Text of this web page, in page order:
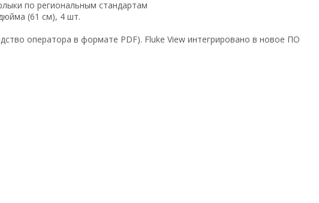
по региональным стандартам
(61 см), 4 шт.
оператора в формате PDF). Fluke View интегрировано в новое ПО